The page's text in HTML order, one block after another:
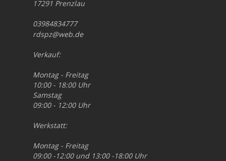
17291 Prenzlau
03984834777
rdspz@web.de
Verkauf:
Montag - Freitag
10:00 - 18:00 Uhr
Samstag
09:00 - 12:00 Uhr
Werkstatt:
Montag - Freitag
09:00 -12:00 und 13:00 -18:00 Uhr